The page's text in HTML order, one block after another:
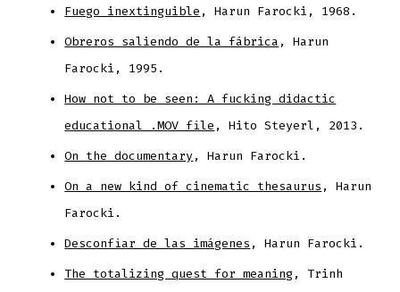
Fuego inextinguible , Harun Farocki, 1968.
Obreros saliendo de la fábrica , Harun
Farocki, 1995.
How not to be seen: A fucking didactic
educational .MOV file , Hito Steyerl, 2013.
On the documentary, Harun Farocki.
On a new kind of cinematic thesaurus , Harun
Farocki.
Desconfiar de las imágenes , Harun Farocki.
The totalizing quest for meaning , Trinh